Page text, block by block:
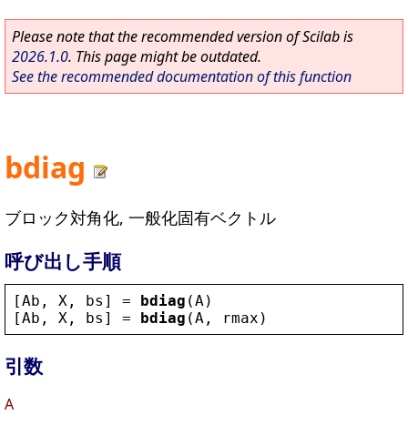
Please note that the recommended version of Scilab is
2026.1.0. This page might be outdated.
See the recommended documentation of this function
bdiag
ブロック対角化, 一般化固有ベクトル
呼び出し手順
[Ab , X , bs ] = bdiag (A )
[Ab , X , bs ] = bdiag (A , rmax )
引数
A